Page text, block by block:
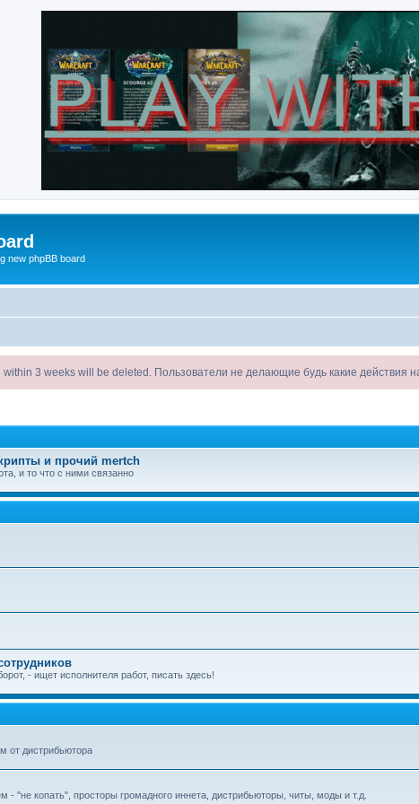
new phpBB board
3 weeks will be deleted. Пользователи не делающие будь какие действия
и прочий mertch
и то что с ними связанно
- ищет исполнителя работ, писать здесь!
от дистрибьютора
- "не копать", просторы громадного иннета, дистрибьюторы, читы, моды и т.д.